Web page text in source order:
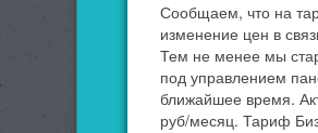
Сообщаем, что на
изменение цен в
Тем не менее мы
под управлением
ближайшее время.
руб/месяц. Тариф